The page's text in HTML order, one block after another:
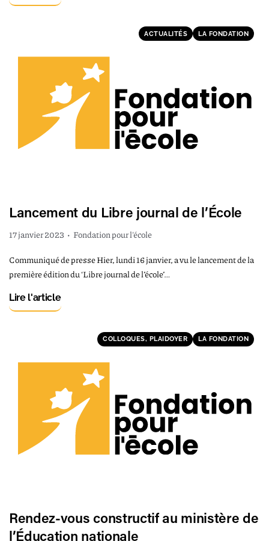
ACTUALITÉS LA FONDATION
Lancement du Libre journal de l’École
17 janvier 2023 • Fondation pour l'école
Communiqué de presse Hier, lundi 16 janvier, a vu le lancement de la
première édition du ‘Libre journal de l’école’…
Lire l'article
COLLOQUES, PLAIDOYER LA FONDATION
Rendez-vous constructif au ministère de
l’Éducation nationale